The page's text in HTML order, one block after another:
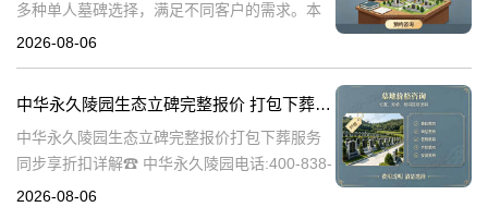
多种单人墓碑选择，满足不同客户的需求。本
文将详细介绍中华永久陵园多款单人墓碑的完
2026-08-06
中华永久陵园生态立碑完整报价 打包下葬服务同步享折扣详解
中华永久陵园生态立碑完整报价打包下葬服务
同步享折扣详解☎ 中华永久陵园电话:400-838-
5063在现代社会，人们对死亡和身后事的规划
2026-08-06